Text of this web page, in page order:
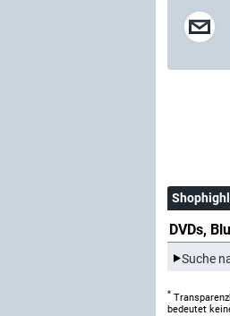
DVDs,
Suche
*
bedeutet